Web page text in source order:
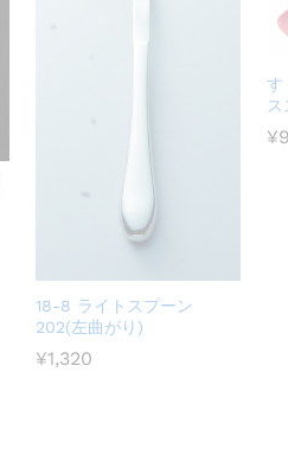
18-8 ライトスプーン
202(左曲がり)
¥1,320
す
¥